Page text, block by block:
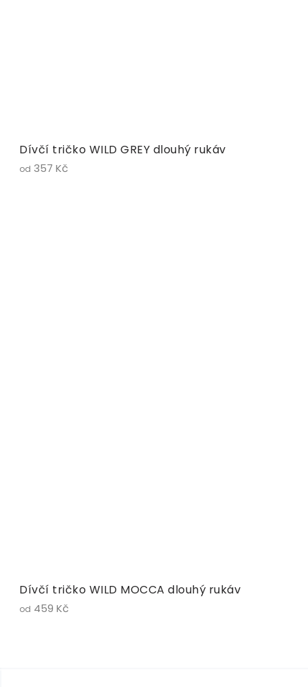
Dívčí tričko WILD GREY dlouhý rukáv
od 357 Kč
Dívčí tričko WILD MOCCA dlouhý rukáv
od 459 Kč